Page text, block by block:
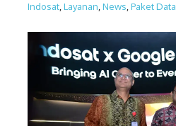
Indosat Layanan News Paket Data